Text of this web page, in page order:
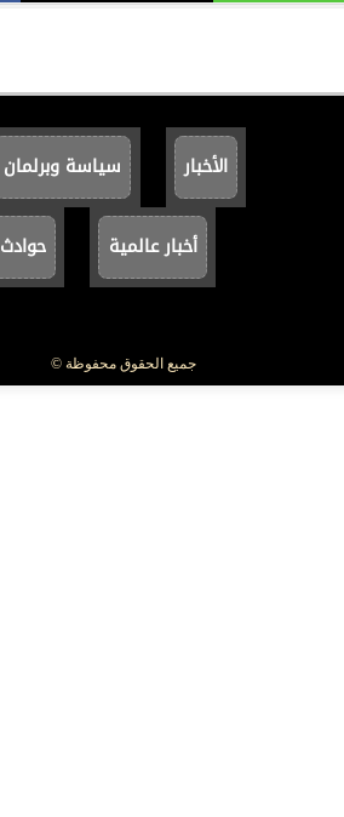
الأخبار سياسة وبرلمان
أخبار عالمية حوادث
جميع الحقوق محفوظة ©